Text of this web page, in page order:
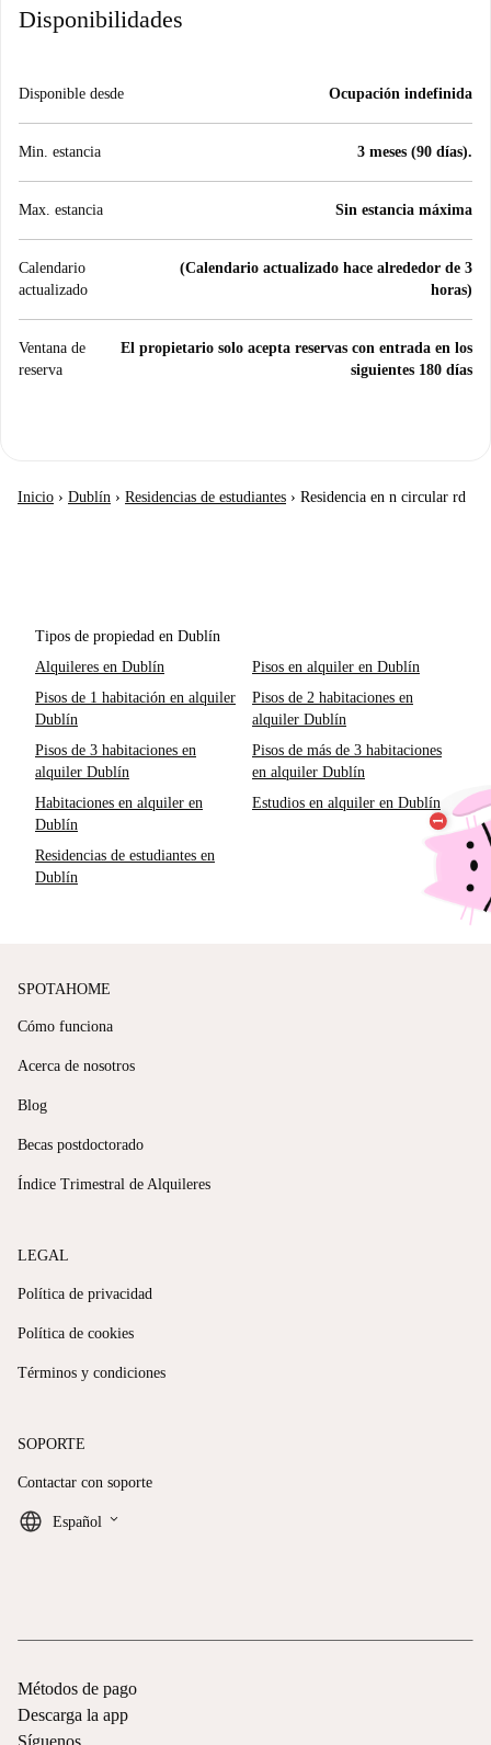
Disponibilidades
Disponible desde Ocupación indefinida
Min. estancia 3 meses (90 días).
Max. estancia Sin estancia máxima
Calendario
actualizado
(Calendario actualizado hace alrededor de 3
horas)
Ventana de
reserva
El propietario solo acepta reservas con entrada en los
siguientes 180 días
Inicio › Dublín › Residencias de estudiantes › Residencia en n circular rd
Tipos de propiedad en Dublín
Alquileres en Dublín
Pisos en alquiler en Dublín
Pisos de 1 habitación en alquiler
Dublín
Pisos de 2 habitaciones en
alquiler Dublín
Pisos de 3 habitaciones en
alquiler Dublín
Pisos de más de 3 habitaciones
en alquiler Dublín
Habitaciones en alquiler en
Dublín
Estudios en alquiler en Dublín
Residencias de estudiantes en
Dublín
SPOTAHOME
Cómo funciona
Acerca de nosotros
Blog
Becas postdoctorado
Índice Trimestral de Alquileres
LEGAL
Política de privacidad
Política de cookies
Términos y condiciones
SOPORTE
Contactar con soporte
Español keyboard_arrow_down
Métodos de pago
Descarga la app
Síguenos